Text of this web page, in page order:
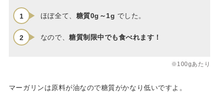
ほぼ全て、 糖質0g～1g でした。
なので、糖質制限中でも食べれます！
※100gあたり
マーガリンは原料が油なので糖質がかなり低いですよ。